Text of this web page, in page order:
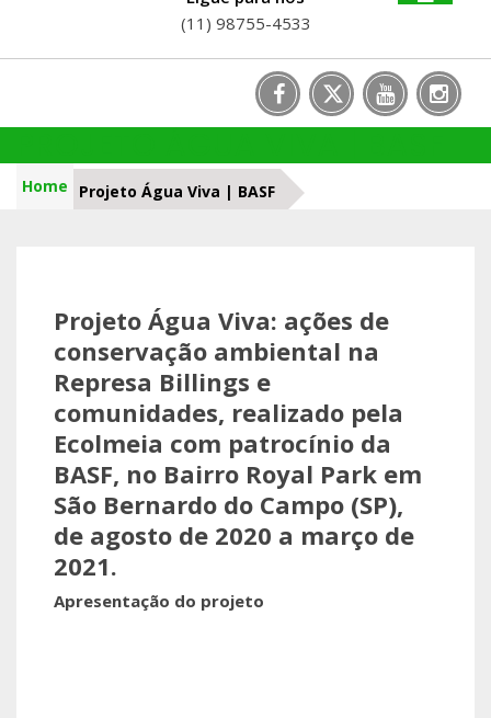
(11) 98755-4533
Home Projeto Água Viva | BASF
Projeto Água Viva: ações de
conservação ambiental na
Represa Billings e
comunidades, realizado pela
Ecolmeia com patrocínio da
BASF, no Bairro Royal Park em
São Bernardo do Campo (SP),
de agosto de 2020 a março de
2021.
Apresentação do projeto